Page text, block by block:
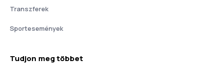
Transzferek
Sportesemények
Tudjon meg többet